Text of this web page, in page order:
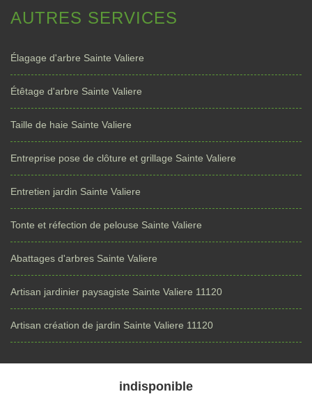
AUTRES SERVICES
Élagage d'arbre Sainte Valiere
Étêtage d'arbre Sainte Valiere
Taille de haie Sainte Valiere
Entreprise pose de clôture et grillage Sainte Valiere
Entretien jardin Sainte Valiere
Tonte et réfection de pelouse Sainte Valiere
Abattages d'arbres Sainte Valiere
Artisan jardinier paysagiste Sainte Valiere 11120
Artisan création de jardin Sainte Valiere 11120
indisponible